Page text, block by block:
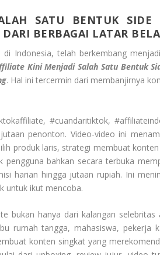
SATU BENTUK SIDE
BERBAGAI LATAR
Indonesia, telah berkembang
Kini Menjadi Salah Satu Bentuk
. Hal ini tercermin dari membanjirnya
#cuandaritiktok,
penonton. Video-video ini
produk laris, strategi membuat
bahkan secara terbuka
harian hingga jutaan rupiah. Ini
untuk ikut mencoba.
bukan hanya dari kalangan selebritas
rumah tangga, mahasiswa, pekerja
konten singkat yang